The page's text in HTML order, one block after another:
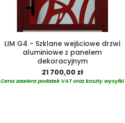
LIM G4 - Szklane wejściowe drzwi
aluminiowe z panelem
dekoracyjnym
21 700,00 zł
Cena zawiera podatek VAT oraz koszty wysyłki